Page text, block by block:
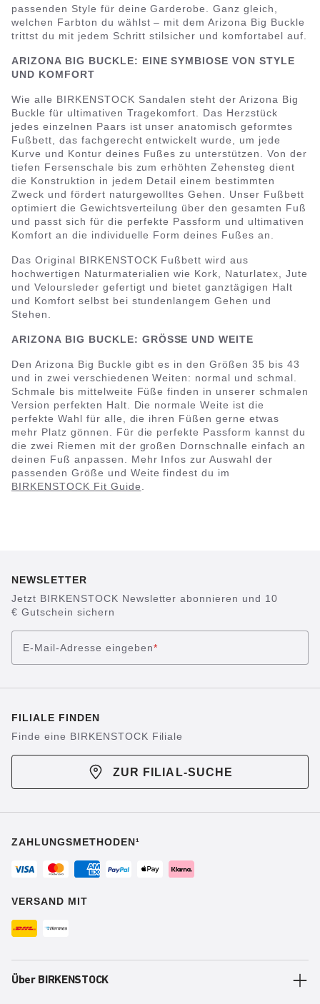
passenden Style für deine Garderobe. Ganz gleich,
welchen Farbton du wählst – mit dem Arizona Big Buckle
trittst du mit jedem Schritt stilsicher und komfortabel auf.
ARIZONA BIG BUCKLE: EINE SYMBIOSE VON STYLE
UND KOMFORT
Wie alle BIRKENSTOCK Sandalen steht der Arizona Big
Buckle für ultimativen Tragekomfort. Das Herzstück
jedes einzelnen Paars ist unser anatomisch geformtes
Fußbett, das fachgerecht entwickelt wurde, um jede
Kurve und Kontur deines Fußes zu unterstützen. Von der
tiefen Fersenschale bis zum erhöhten Zehensteg dient
die Konstruktion in jedem Detail einem bestimmten
Zweck und fördert naturgewolltes Gehen. Unser Fußbett
optimiert die Gewichtsverteilung über den gesamten Fuß
und passt sich für die perfekte Passform und ultimativen
Komfort an die individuelle Form deines Fußes an.
Das Original BIRKENSTOCK Fußbett wird aus
hochwertigen Naturmaterialien wie Kork, Naturlatex, Jute
und Veloursleder gefertigt und bietet ganztägigen Halt
und Komfort selbst bei stundenlangem Gehen und
Stehen.
ARIZONA BIG BUCKLE: GRÖSSE UND WEITE
Den Arizona Big Buckle gibt es in den Größen 35 bis 43
und in zwei verschiedenen Weiten: normal und schmal.
Schmale bis mittelweite Füße finden in unserer schmalen
Version perfekten Halt. Die normale Weite ist die
perfekte Wahl für alle, die ihren Füßen gerne etwas
mehr Platz gönnen. Für die perfekte Passform kannst du
die zwei Riemen mit der großen Dornschnalle einfach an
deinen Fuß anpassen. Mehr Infos zur Auswahl der
passenden Größe und Weite findest du im
BIRKENSTOCK Fit Guide
NEWSLETTER
Jetzt BIRKENSTOCK Newsletter abonnieren und 10
€ Gutschein sichern
E-Mail-Adresse eingeben*
FILIALE FINDEN
Finde eine BIRKENSTOCK Filiale
ZUR FILIAL-SUCHE
ZAHLUNGSMETHODEN¹
VERSAND MIT
Über BIRKENSTOCK